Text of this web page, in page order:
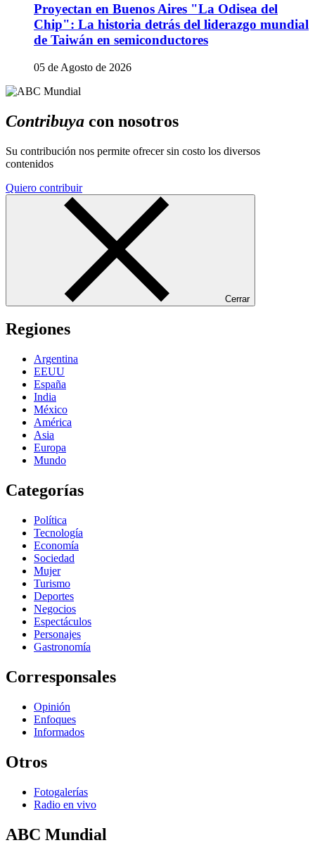
Proyectan en Buenos Aires "La Odisea del
Chip": La historia detrás del liderazgo mundial
de Taiwán en semiconductores
05 de Agosto de 2026
Contribuya con nosotros
Su contribución nos permite ofrecer sin costo los diversos
contenidos
Quiero contribuir
Cerrar
Regiones
Argentina
EEUU
España
India
México
América
Asia
Europa
Mundo
Categorías
Política
Tecnología
Economía
Sociedad
Mujer
Turismo
Deportes
Negocios
Espectáculos
Personajes
Gastronomía
Corresponsales
Opinión
Enfoques
Informados
Otros
Fotogalerías
Radio en vivo
ABC Mundial